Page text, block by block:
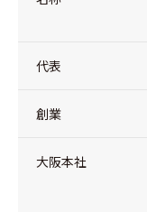
代表
創業
大阪本社